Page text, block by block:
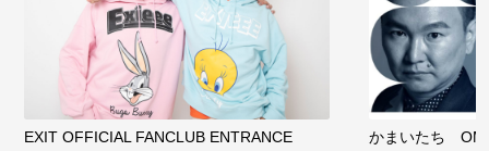
EXIT OFFICIAL FANCLUB ENTRANCE かまいたち